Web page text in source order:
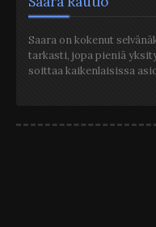
Saara on kokenut
tarkasti, jopa pieniä
soittaa kaikenlaisissa